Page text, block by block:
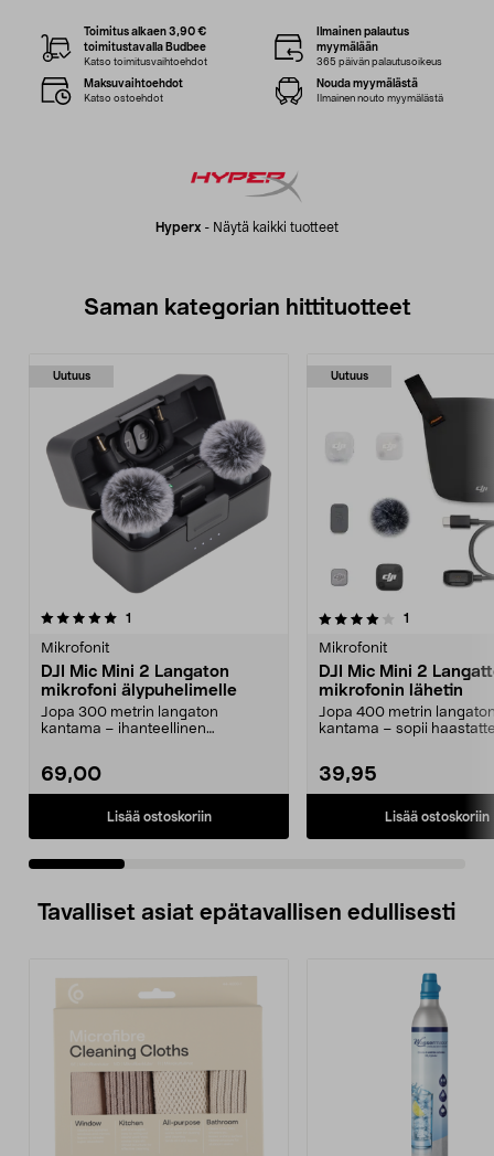
Hyperx - Näytä kaikki tuotteet
Toimitus alkaen 3,90 €
toimitustavalla Budbee
Katso toimitusvaihtoehdot
Ilmainen palautus
myymälään
365 päivän palautusoikeus
Maksuvaihtoehdot
Katso ostoehdot
Nouda myymälästä
Ilmainen nouto myymälästä
Saman kategorian hittituotteet
Uutuus
1
Mikrofonit
DJI Mic Mini 2 Langaton
mikrofoni älypuhelimelle
Jopa 300 metrin langaton
kantama – ihanteellinen
69,00
Lisää ostoskoriin
Uutuus
4.0 viidestä
1
Mikrofonit
DJI Mic Mini 2
mikrofonin lähetin
Jopa 400 metrin
kantama – sopii
39,95
Lisää ostoskoriin
4.5 viidestä
Tavalliset asiat epätavallisen edullisesti